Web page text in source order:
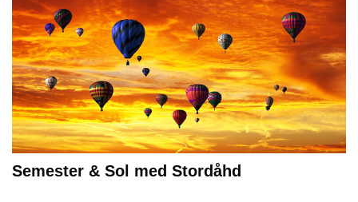
Semester & Sol med Stordåhd